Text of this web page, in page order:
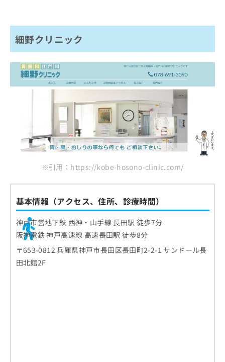
細野クリニック
※引用：https://kobe-hosono-clinic.com/
基本情報（アクセス、住所、診療時間）
神戸市営地下鉄 西神・山手線 長田駅 徒歩7分
阪神電鉄 神戸高速線 高速長田駅 徒歩8分
〒653-0812 兵庫県神戸市長田区長田町2-2-1 サンドール長
田北館2F